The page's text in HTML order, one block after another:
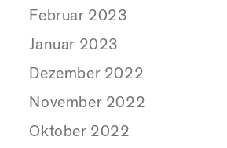
Februar 2023
Januar 2023
Dezember 2022
November 2022
Oktober 2022